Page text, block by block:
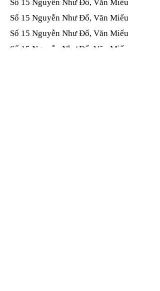
Số 15 Nguyễn Như Đổ, Văn Miếu​​​​
Số 15 Nguyễn Như Đổ, Văn Miếu​​​​
Số 15 Nguyễn Như Đổ, Văn Miếu​​​​
Số 15 Nguyễn Như Đổ, Văn Miếu​​​​